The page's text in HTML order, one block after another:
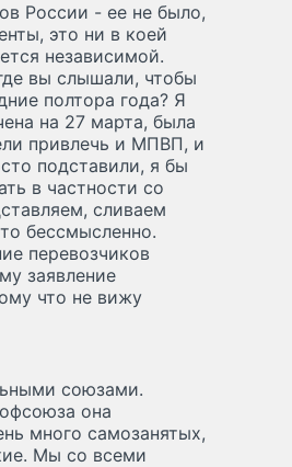
России - ее не было,
это ни в коей
независимой.
вы слышали, чтобы
полтора года? Я
на 27 марта, была
привлечь и МПВП, и
подставили, я бы
в частности со
сливаем
бессмысленно.
перевозчиков
заявление
что не вижу
союзами.
она
много самозанятых,
Мы со всеми